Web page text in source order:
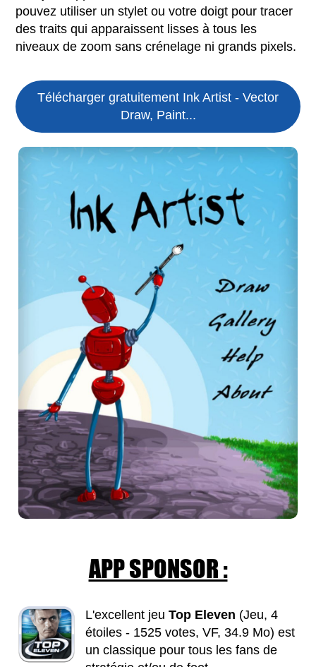
pouvez utiliser un stylet ou votre doigt pour tracer
des traits qui apparaissent lisses à tous les
niveaux de zoom sans crénelage ni grands pixels.
Télécharger gratuitement Ink Artist - Vector
Draw, Paint...
APP SPONSOR :
L'excellent jeuTop Eleven (Jeu, 4
étoiles - 1525 votes, VF, 34.9 Mo) est
un classique pour tous les fans de